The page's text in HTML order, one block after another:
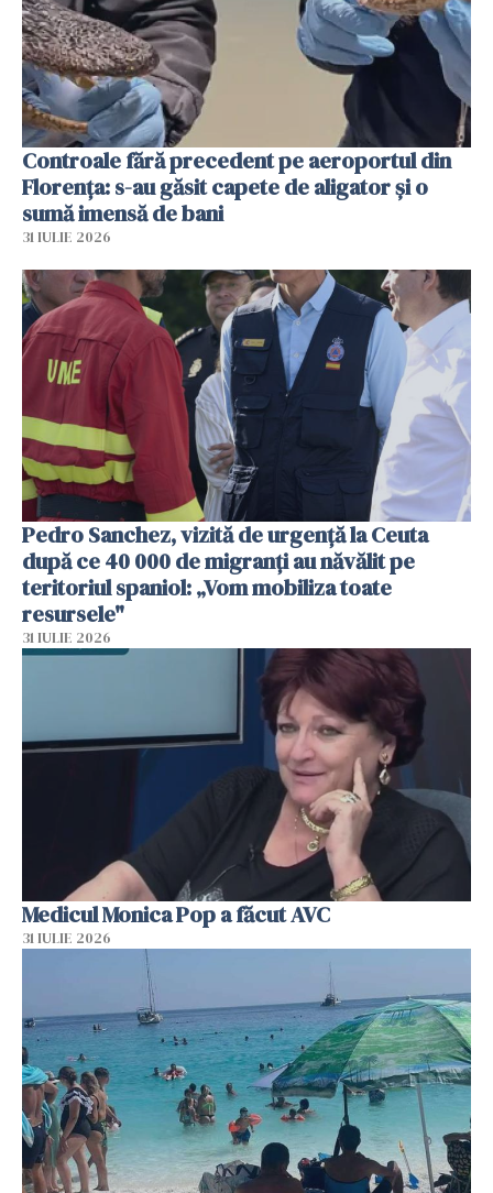
Controale fără precedent pe aeroportul din
Florența: s-au găsit capete de aligator și o
sumă imensă de bani
31 IULIE 2026
Pedro Sanchez, vizită de urgență la Ceuta
după ce 40 000 de migranți au năvălit pe
teritoriul spaniol: „Vom mobiliza toate
resursele"
31 IULIE 2026
Medicul Monica Pop a făcut AVC
31 IULIE 2026